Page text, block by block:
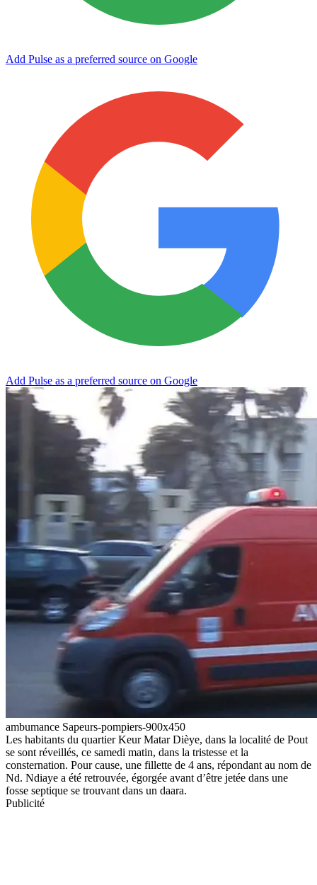
Add Pulse as a preferred source on Google
Add Pulse as a preferred source on Google
ambumance Sapeurs-pompiers-900x450
Les habitants du quartier Keur Matar Dièye, dans la localité de Pout
se sont réveillés, ce samedi matin, dans la tristesse et la
consternation. Pour cause, une fillette de 4 ans, répondant au nom de
Nd. Ndiaye a été retrouvée, égorgée avant d’être jetée dans une
fosse septique se trouvant dans un daara.
Publicité